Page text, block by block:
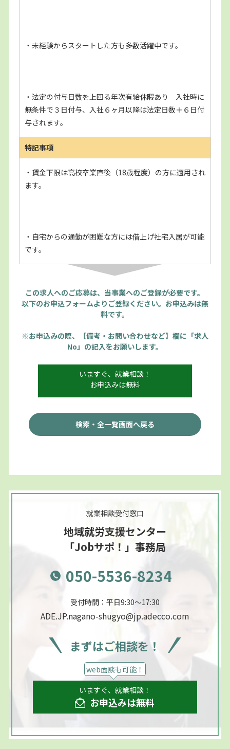
・未経験からスタートした方も多数活躍中です。
・法定の付与日数を上回る年次有給休暇あり 入社時に
無条件で３日付与、入社６ヶ月以降は法定日数＋６日付
与されます。
特記事項
・賃金下限は高校卒業直後（18歳程度）の方に適用され
ます。
・自宅からの通勤が困難な方には借上げ社宅入居が可能
です。
この求人へのご応募は、当事業へのご登録が必要です。
以下のお申込フォームよりご登録ください。お申込みは無
料です。
※お申込みの際、【備考・お問い合わせなど】欄に「求人
No」の記入をお願いします。
いますぐ、就業相談！
お申込みは無料
検索・全一覧画面へ戻る
就業相談受付窓口
地域就労支援センター
「Jobサポ！」事務局
050-5536-8234
受付時間：平日9:30～17:30
ADE.JP.nagano-shugyo@jp.adecco.com
まずはご相談を！
web面談も可能！
いますぐ、就業相談！
お申込みは無料